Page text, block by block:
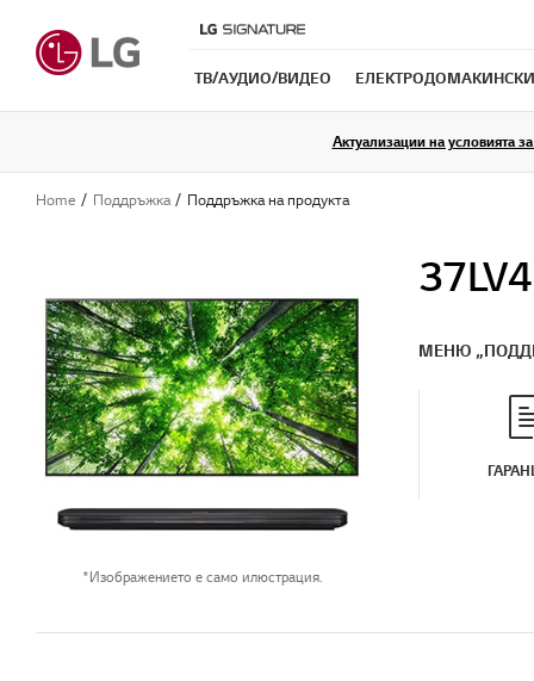
ТB/АУДИО/ВИДЕО
Актуализации на условията
Home Поддръжка Поддръжка на продукта
*Изображението е само илюстрация.
МЕНЮ